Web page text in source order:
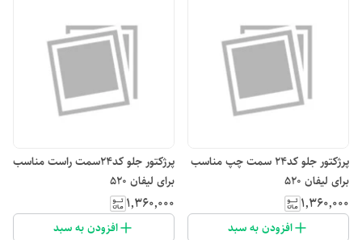
پرژکتور جلو کد۲۴ سمت چپ مناسب
برای لیفان ۵۲۰
۱٬۳۶۰٬۰۰۰
افزودن به سبد
پرژکتور جلو کد۲۴سمت راست مناسب
برای لیفان ۵۲۰
۱٬۳۶۰٬۰۰۰
افزودن به سبد